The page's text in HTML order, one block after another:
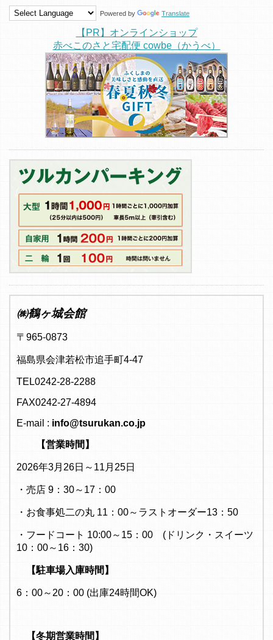
Powered by Translate
【PR】オンラインショップ
赤べこのさと宅配便 cowbe（かうべ）
㈱鶴ヶ城会館
〒965-0873
福島県会津若松市追手町4-47
TEL0242-28-2288
FAX0242-27-4894
E-mail : info@tsurukan.co.jp
【営業時間】
2026年3月26日～11月25日
・売店 9：30～17：00
・お食事処二の丸 11：00～ラストオーダー13：50
・フードコート 10:00～15：00 (ドリンク・スイーツ
10：00～16：30)
【駐車場入庫時間】
6：00～20：00 (出庫24時間OK)
【冬期営業時間】